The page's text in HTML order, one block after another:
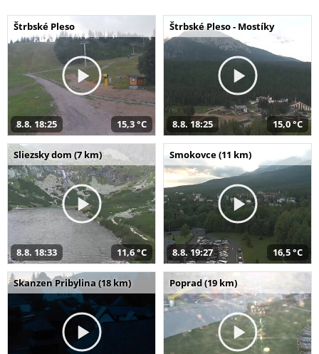
Štrbské Pleso
8.8. 18:25 15,3 °C
Štrbské Pleso - Mostíky
8.8. 18:25 15,0 °C
Sliezsky dom (7 km)
8.8. 18:33 11,6 °C
Smokovce (11 km)
8.8. 19:27 16,5 °C
Skanzen Pribylina (18 km) Poprad (19 km)